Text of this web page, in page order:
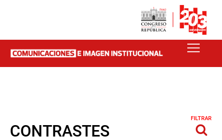
CONTRASTES
FILTRAR